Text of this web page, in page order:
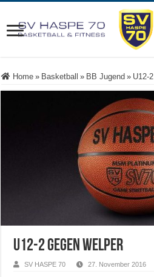
Home » Basketball » BB Jugend » U12-2
u12-2 gegen Welper
SV HASPE 70 27. November 2016